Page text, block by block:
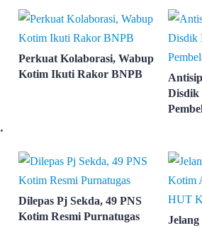
Perkuat Kolaborasi, Wabup
Kotim Ikuti Rakor BNPB
Disdik
Dilepas Pj Sekda, 49 PNS
Kotim Resmi Purnatugas